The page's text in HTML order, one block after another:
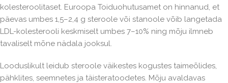
kolesteroolitaset. Euroopa Toiduohutusamet on hinnanud, et
päevas umbes 1,5–2,4 g steroole või stanoole võib langetada
LDL-kolesterooli keskmiselt umbes 7–10% ning mõju ilmneb
tavaliselt mõne nädala jooksul.
Looduslikult leidub steroole väikestes kogustes taimeõlides,
pähklites, seemnetes ja täisteratoodetes. Mõju avaldavas